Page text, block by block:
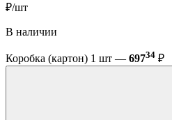
₽/шт
В наличии
Коробка (картон) 1 шт — 69734 ₽